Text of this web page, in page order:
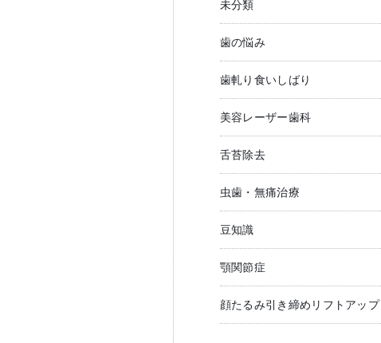
未分類
歯の悩み
歯軋り食いしばり
美容レーザー歯科
舌苔除去
虫歯・無痛治療
豆知識
顎関節症
顔たるみ引き締めリフトアップ